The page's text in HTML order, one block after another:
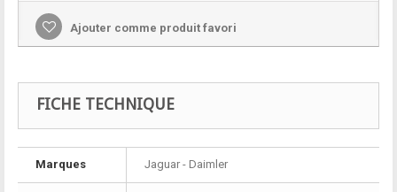
Ajouter comme produit favori
FICHE TECHNIQUE
Marques Jaguar - Daimler